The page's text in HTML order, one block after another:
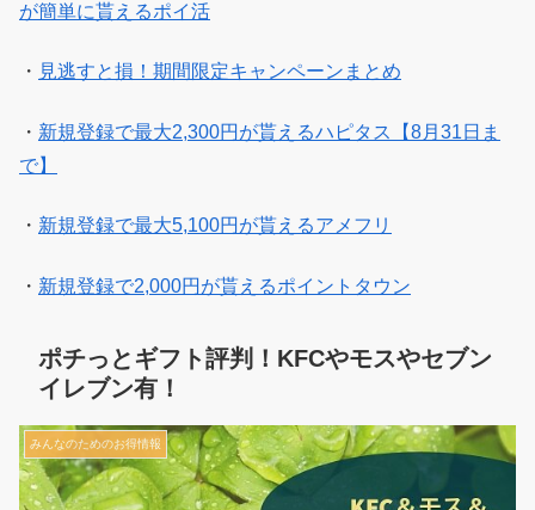
が簡単に貰えるポイ活
・ 見逃すと損！期間限定キャンペーンまとめ
・ 新規登録で最大2,300円が貰えるハピタス【8月31日ま
で】
・ 新規登録で最大5,100円が貰えるアメフリ
・ 新規登録で2,000円が貰えるポイントタウン
ポチっとギフト評判！KFCやモスやセブン
イレブン有！
みんなのためのお得情報